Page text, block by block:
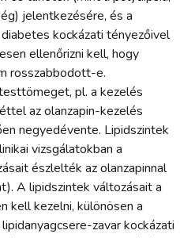
jelentkezésére, és a
kockázati tényezőivel
ellenőrizni kell, hogy
rosszabbodott-e.
pl. a kezelés
az olanzapin-kezelés
negyedévente. Lipidszintek
vizsgálatokban a
észlelték az olanzapinnal
A lipidszintek változásait a
kell kezelni, különösen a
zavar kockázati